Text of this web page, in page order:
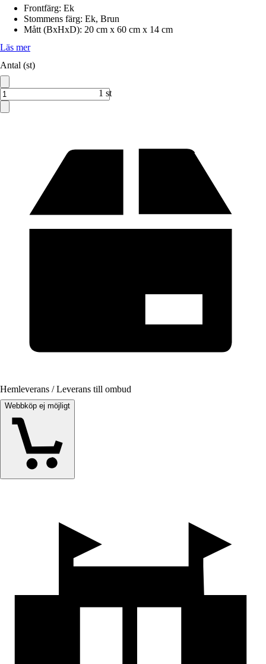
Frontfärg: Ek
Stommens färg: Ek, Brun
Mått (BxHxD): 20 cm x 60 cm x 14 cm
Läs mer
Antal (st)
1 st
Hemleverans / Leverans till ombud
Webbköp ej möjligt